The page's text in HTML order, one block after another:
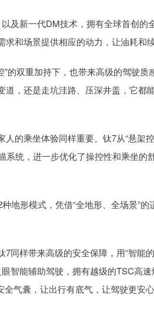
及新一代DM技术，拥有全球首创的
和场景提供相应的动力，让油耗和
的双重加持下，也带来高级的驾驶
道，还是走坑洼路、压深井盖，它都
的乘坐体验同样重要。钛7从“悬架
系统，进一步优化了操控性和乘坐的
地形模式，凭借“全地形、全场景”
同样带来高级的安全保障，用“智能
智能辅助驾驶，拥有越级的TSC高
气囊，让出行有底气，让驾驶更安心